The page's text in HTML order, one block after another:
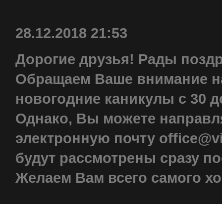
28.12.2018 21:53
Дорогие друзья! Рады
Обращаем Ваше внимание
новогодние каникулы с 30
Однако, Вы можете
электронную почту
будут рассмотрены сразу
Желаем Вам всего самого